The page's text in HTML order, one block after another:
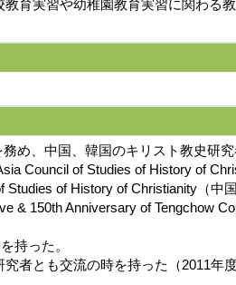
育実習や幼稚園教育実習に関わる
め、中国、韓国のキリスト教史研
Council of Studies of History of
Studies of History of Christianity（中
& 150th Anniversary of Tengchow
持った。
者とも交流の時を持った（2011年